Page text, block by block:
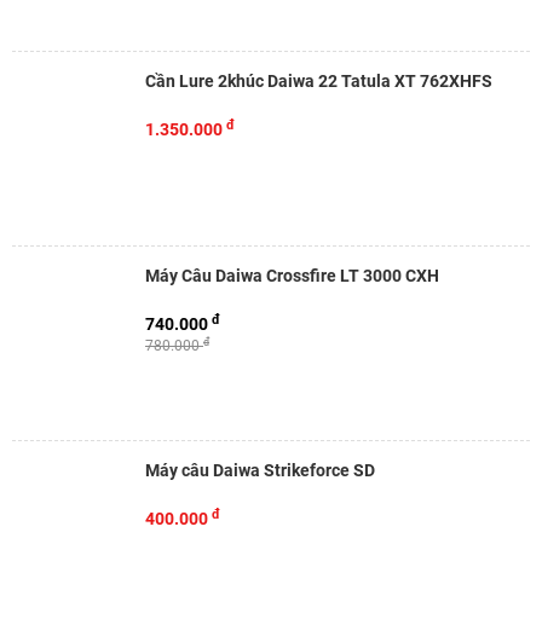
Cần Lure 2khúc Daiwa 22 Tatula XT 762XHFS
1.350.000 đ
Máy Câu Daiwa Crossfire LT 3000 CXH
780.000đ
740.000 đ
Máy câu Daiwa Strikeforce SD
400.000 đ